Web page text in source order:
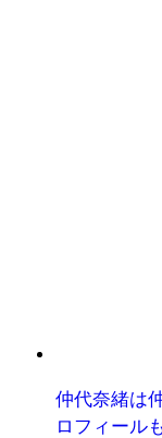
仲代奈緒は
ロフィール